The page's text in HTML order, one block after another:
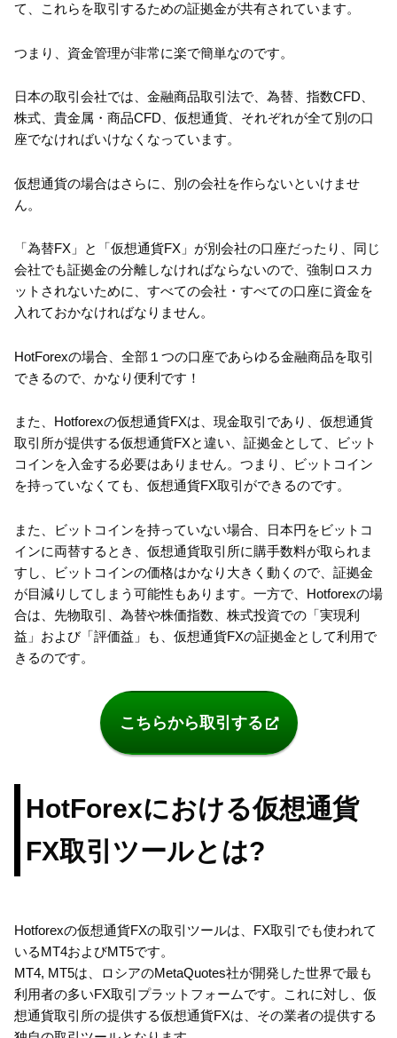
て、これらを取引するための証拠金が共有されています。
つまり、資金管理が非常に楽で簡単なのです。
日本の取引会社では、金融商品取引法で、為替、指数CFD、
株式、貴金属・商品CFD、仮想通貨、それぞれが全て別の口
座でなければいけなくなっています。
仮想通貨の場合はさらに、別の会社を作らないといけませ
ん。
「為替FX」と「仮想通貨FX」が別会社の口座だったり、同じ
会社でも証拠金の分離しなければならないので、強制ロスカ
ットされないために、すべての会社・すべての口座に資金を
入れておかなければなりません。
HotForexの場合、全部１つの口座であらゆる金融商品を取引
できるので、かなり便利です！
また、Hotforexの仮想通貨FXは、現金取引であり、仮想通貨
取引所が提供する仮想通貨FXと違い、証拠金として、ビット
コインを入金する必要はありません。つまり、ビットコイン
を持っていなくても、仮想通貨FX取引ができるのです。
また、ビットコインを持っていない場合、日本円をビットコ
インに両替するとき、仮想通貨取引所に購手数料が取られま
すし、ビットコインの価格はかなり大きく動くので、証拠金
が目減りしてしまう可能性もあります。一方で、Hotforexの場
合は、先物取引、為替や株価指数、株式投資での「実現利
益」および「評価益」も、仮想通貨FXの証拠金として利用で
きるのです。
こちらから取引する
HotForexにおける仮想通貨
FX取引ツールとは?
Hotforexの仮想通貨FXの取引ツールは、FX取引でも使われて
いるMT4およびMT5です。
MT4, MT5は、ロシアのMetaQuotes社が開発した世界で最も
利用者の多いFX取引プラットフォームです。これに対し、仮
想通貨取引所の提供する仮想通貨FXは、その業者の提供する